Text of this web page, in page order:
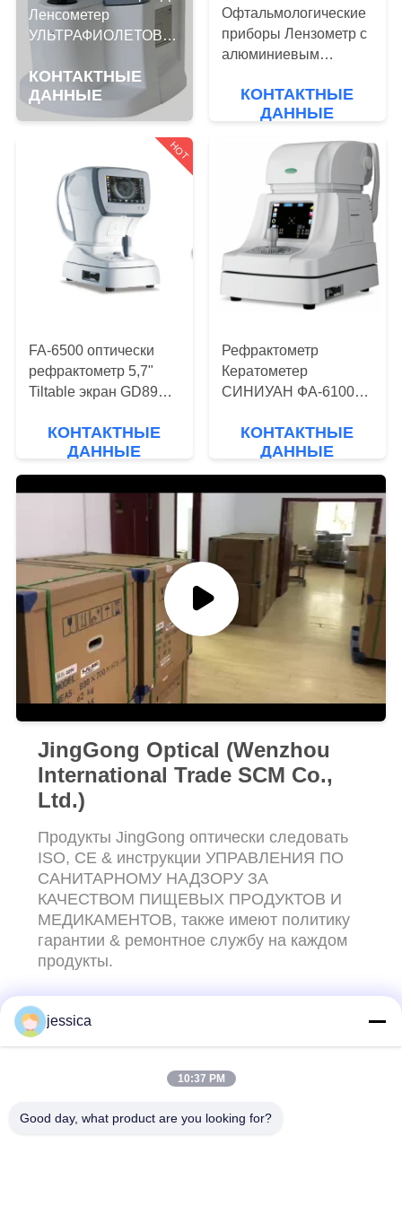
ПРОВЕРКА
КАЧЕСТВА
СВЯЖИТЕСЬ
СПРОСИТЕ
ЦИТАТУ
КАРТА
PRIVACY
POLICY
Ленсометер
УЛЬТРАФИОЛЕТОВЫЙ
Ленсометер с экраном
ГД6038/ГД6038А ЛКД
касания 7 дюймов
КОНТАКТНЫЕ
ДАННЫЕ
Офтальмологические
приборы Лензометр с
алюминиевым
КОНТАКТНЫЕ
ДАННЫЕ
HOT
FA-6500 оптически
рефрактометр 5,7"
Tiltable экран GD8907
КОНТАКТНЫЕ
ДАННЫЕ
Рефрактометр
Кератометер
СИНИУАН ФА-6100К
ЛКД 7 дюймов в
пределах
построенного
измерения ГРК8905
ПД принтера
АВТОМАТИЧЕСКОГО
КОНТАКТНЫЕ
ДАННЫЕ
JingGong Optical (Wenzhou
International Trade SCM Co.,
Ltd.)
Продукты JingGong оптически следовать
ISO, CE & инструкции УПРАВЛЕНИЯ ПО
САНИТАРНОМУ НАДЗОРУ ЗА
КАЧЕСТВОМ ПИЩЕВЫХ ПРОДУКТОВ И
МЕДИКАМЕНТОВ, также имеют политику
гарантии & ремонтное службу на каждом
продукты.
jessica
10:37 PM
Good day, what product are you looking for?